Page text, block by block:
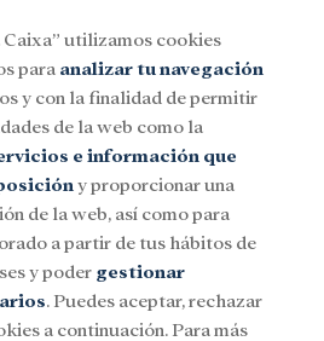
Cultura
Caixa” utilizamos cookies
para analizar tu navegación
y con la finalidad de permitir
de la web como la
e información que
y proporcionar una
de la web, así como para
a partir de tus hábitos de
y poder gestionar
. Puedes aceptar, rechazar
a continuación. Para más